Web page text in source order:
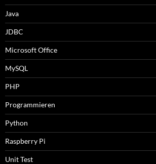
Java
JDBC
Microsoft Office
MySQL
PHP
Programmieren
Python
Raspberry Pi
Unit Test